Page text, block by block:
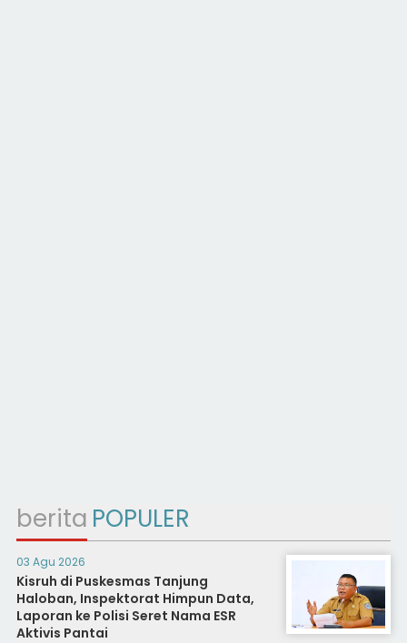
berita POPULER
03 Agu 2026
Kisruh di Puskesmas Tanjung
Haloban, Inspektorat Himpun Data,
Laporan ke Polisi Seret Nama ESR
Aktivis Pantai